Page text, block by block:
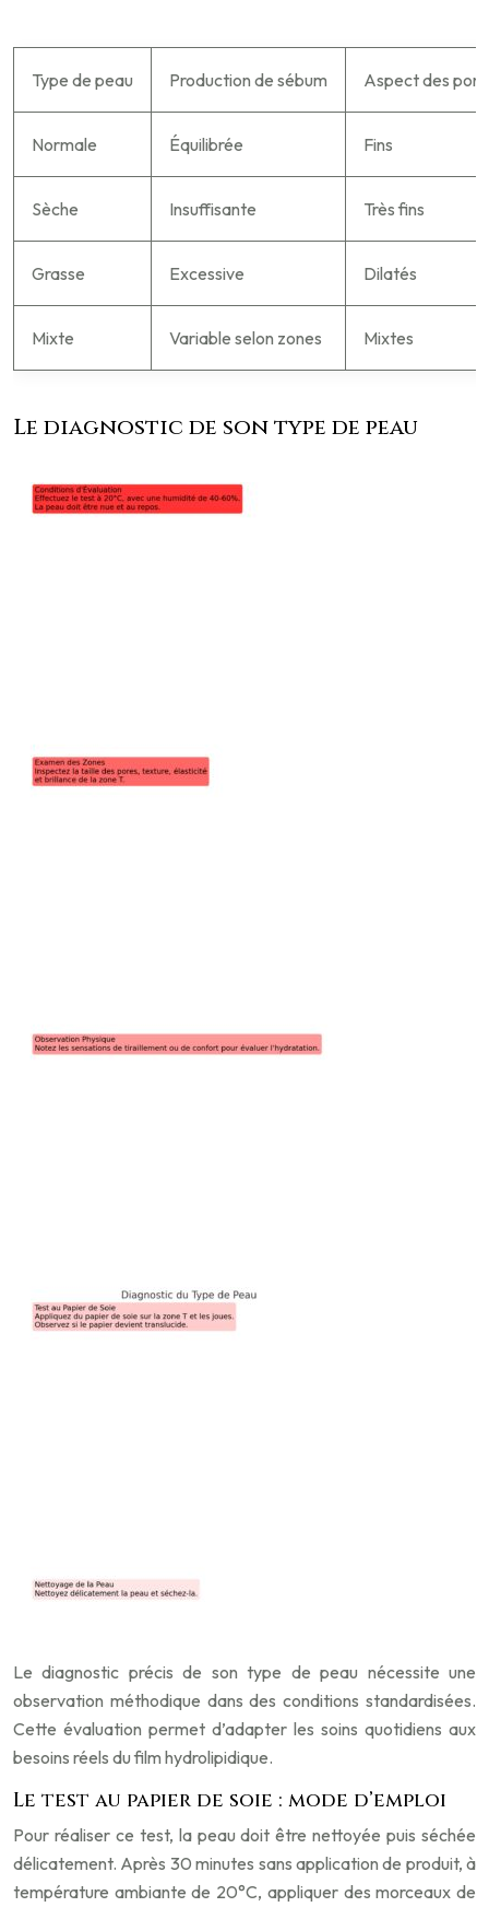
Type de peau Production de sébum Aspect des
Normale Équilibrée Fins
Sèche Insuffisante Très fins
Grasse Excessive Dilatés
Mixte Variable selon zones Mixtes
Le diagnostic de son type de peau
Le diagnostic précis de son type de peau nécessite une
observation méthodique dans des conditions standardisées.
Cette évaluation permet d’adapter les soins quotidiens aux
besoins réels du film hydrolipidique.
Le test au papier de soie : mode d’emploi
Pour réaliser ce test, la peau doit être nettoyée puis séchée
délicatement. Après 30 minutes sans application de produit, à
température ambiante de 20°C, appliquer des morceaux de